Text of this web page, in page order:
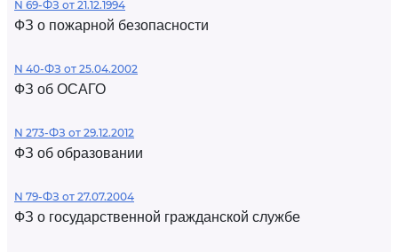
N 69-ФЗ от 21.12.1994
ФЗ о пожарной безопасности
N 40-ФЗ от 25.04.2002
ФЗ об ОСАГО
N 273-ФЗ от 29.12.2012
ФЗ об образовании
N 79-ФЗ от 27.07.2004
ФЗ о государственной гражданской службе